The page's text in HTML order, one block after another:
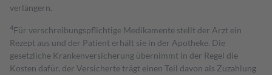
verlängern.
4Für verschreibungspflichtige Medikamente stellt der Arzt ein
Rezept aus und der Patient erhält sie in der Apotheke. Die
gesetzliche Krankenversicherung übernimmt in der Regel die
Kosten dafür, der Versicherte trägt einen Teil davon als Zuzahlung